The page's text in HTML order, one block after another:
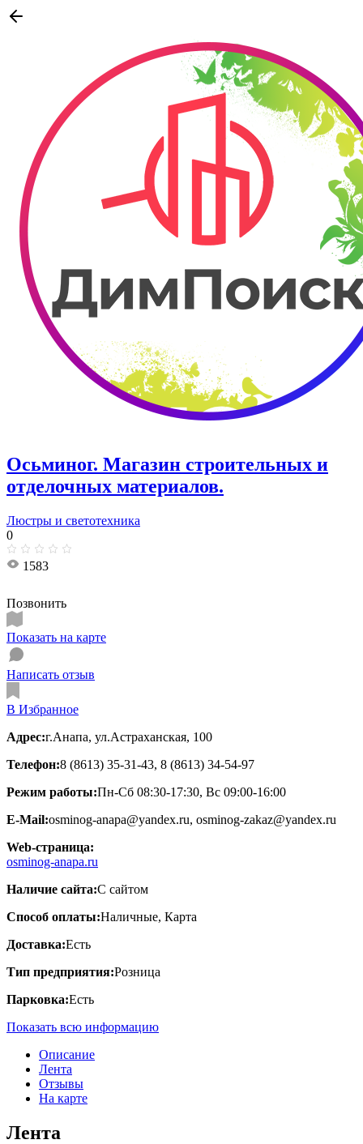
Осьминог. Магазин строительных и
отделочных материалов.
Люстры и светотехника
0
1583
Позвонить
Показать на карте
Написать отзыв
В Избранное
Адрес:г.Анапа, ул.Астраханская, 100
Телефон:8 (8613) 35-31-43, 8 (8613) 34-54-97
Режим работы:Пн-Сб 08:30-17:30, Вс 09:00-16:00
E-Mail:osminog-anapa@yandex.ru, osminog-zakaz@yandex.ru
Web-страница:
osminog-anapa.ru
Наличие сайта:С сайтом
Способ оплаты:Наличные, Карта
Доставка:Есть
Тип предприятия:Розница
Парковка:Есть
Показать всю информацию
Описание
Лента
Отзывы
На карте
Лента